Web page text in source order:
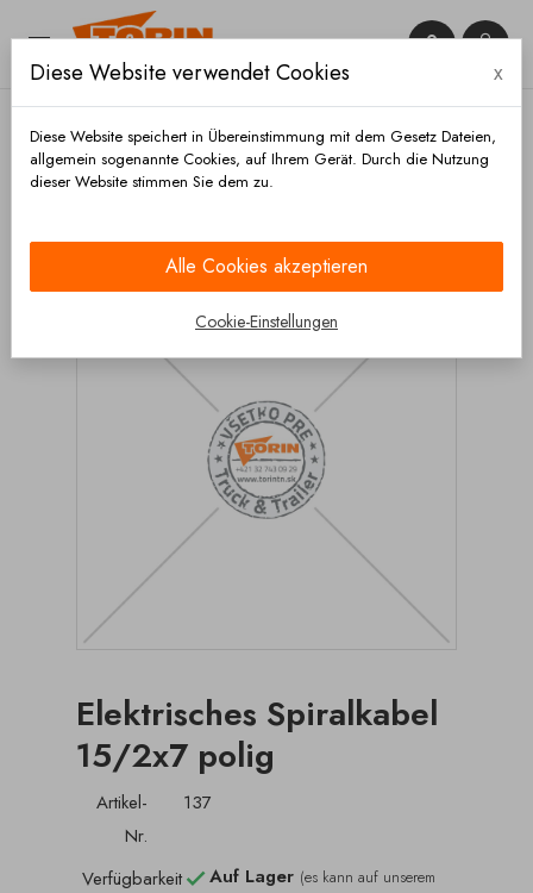
 

Elektrisches Spiralkabel
15/2x7 polig
Artikel-
Nr.
137
Verfügbarkeit Auf Lager (es kann auf unserem
Diese Website verwendet Cookies x
Diese Website speichert in Übereinstimmung mit dem Gesetz Dateien,
allgemein sogenannte Cookies, auf Ihrem Gerät. Durch die Nutzung
dieser Website stimmen Sie dem zu.
Alle Cookies akzeptieren
Cookie-Einstellungen